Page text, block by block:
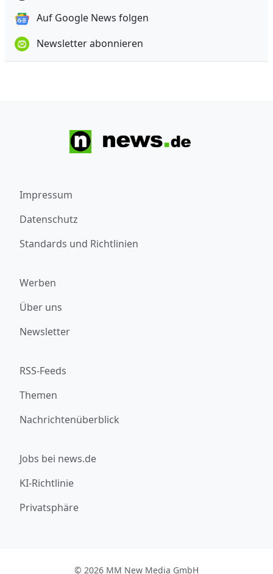
Auf Google News folgen
Newsletter abonnieren
Impressum
Datenschutz
Standards und Richtlinien
Werben
Über uns
Newsletter
RSS-Feeds
Themen
Nachrichtenüberblick
Jobs bei news.de
KI-Richtlinie
Privatsphäre
© 2026 MM New Media GmbH